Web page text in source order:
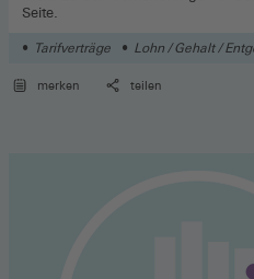
Seite.
Tarifverträge Lohn / Gehalt /
merken teilen